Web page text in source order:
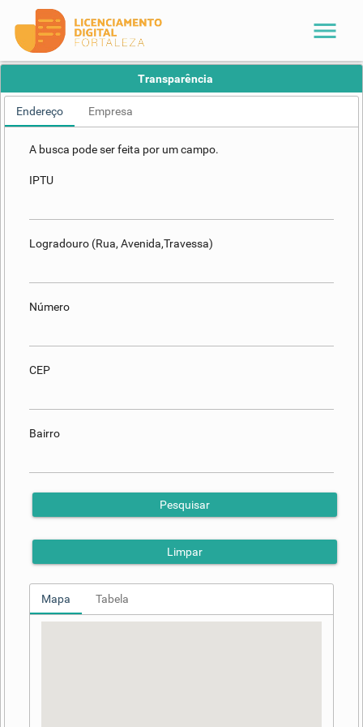
menu
Transparência
Endereço Empresa
A busca pode ser feita por um campo.
IPTU
Logradouro (Rua, Avenida,Travessa)
Número
CEP
Bairro
Pesquisar
Limpar
Mapa Tabela